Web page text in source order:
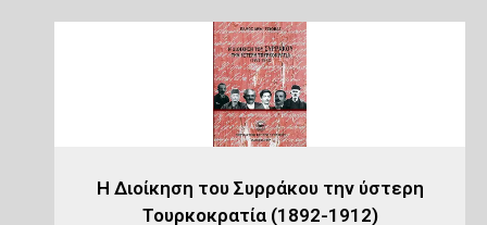
Η Διοίκηση του Συρράκου την ύστερη
Τουρκοκρατία (1892-1912)